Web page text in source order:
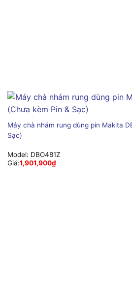
Máy chà nhám rung dùng pin Makita
Sạc)
Model: DBO481Z
Giá:1,901,900₫